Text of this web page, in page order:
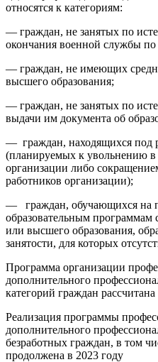
относятся к категориям:
— граждан, не занятых по
окончания военной службы по
— граждан, не имеющих
высшего образования;
— граждан, не занятых по
выдачи им документа об
— граждан, находящихся под
(планируемых к увольнению в
организации либо
работников организации);
— граждан, обучающихся на
образовательным программам
или высшего образования,
занятости, для которых
Программа организации
дополнительного
категорий граждан
Реализация программы
дополнительного
безработных граждан, в том
продолжена в 2023 году